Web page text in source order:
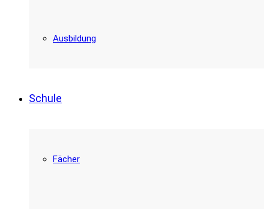
Ausbildung
Schule
Fächer